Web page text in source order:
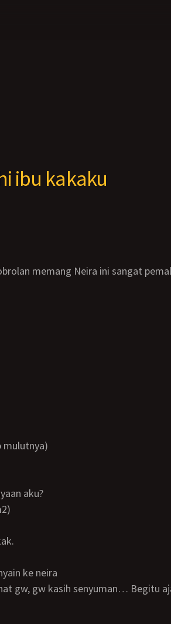
ibu kakaku
mulutnya)
aku?
ke neira